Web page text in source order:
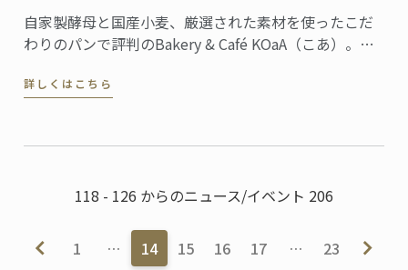
自家製酵母と国産小麦、厳選された素材を使ったこだ
わりのパンで評判のBakery & Café KOaA（こあ）。オ
パンディプロムを取得。川崎市・高津の住宅街でひと
詳しくはこちら
118 - 126 からのニュース/イベント 206
1 … 14 15 16 17 … 23